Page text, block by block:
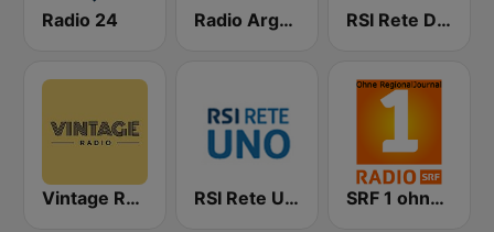
Radio 24 Radio Argovia RSI Rete Due
Vintage Radio RSI Rete Uno SRF 1 ohne RegionalJournal